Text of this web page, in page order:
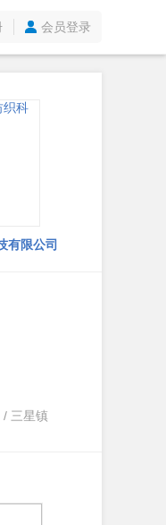
会员登录
有限公司
/ 三星镇